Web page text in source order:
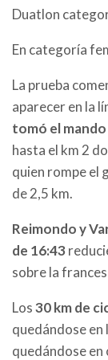
Duatlon
En categoría
La prueba
aparecer en la
tomó el
hasta el km 2
quien rompe el
de 2,5 km.
Reimondo y
de 16:43
sobre la
Los30 km de
quedándose
quedándose